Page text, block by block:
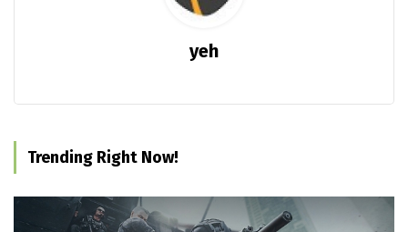
yeh
Trending Right Now!